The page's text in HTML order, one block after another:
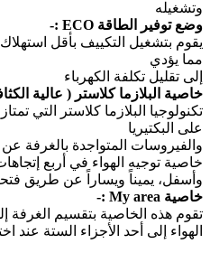
وتشغيله
وضع توفير الطاقة ECO :-
يقوم بتشغيل التكييف بأقل
مما يؤدي
إلى تقليل تكلفة الكهرباء
خاصية البلازما كلاستر ( عالية
تكنولوجيا البلازما كلاستر التي
على البكتيريا
والفيروسات المتواجدة بالغرفة
خاصية توجيه الهواء في أربع
وأسفل، يميناً ويساراً عن طريق
خاصية My area :-
الهواء إلى أحد الأجزاء الستة عند